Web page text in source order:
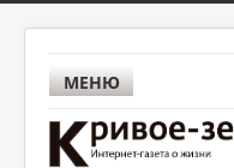
МЕНЮ